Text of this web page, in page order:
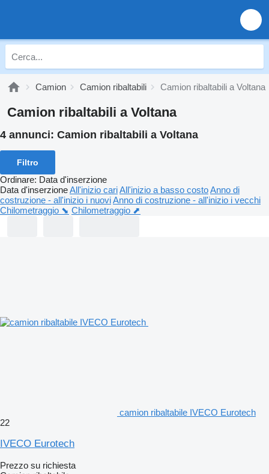
Camion Camion ribaltabili Camion ribaltabili a Voltana
Camion ribaltabili a Voltana
4 annunci: Camion ribaltabili a Voltana
Filtro
Ordinare: Data d'inserzione
Data d'inserzioneAll'inizio cariAll'inizio a basso costoAnno di
costruzione - all'inizio i nuoviAnno di costruzione - all'inizio i vecchi
Chilometraggio ⬊ Chilometraggio ⬈
camion ribaltabile IVECO Eurotech
22
IVECO Eurotech
Prezzo su richiesta